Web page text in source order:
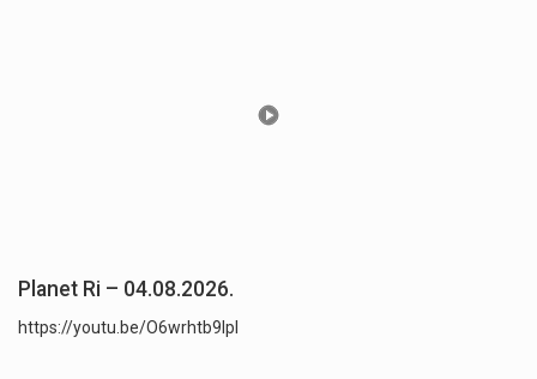
Planet Ri – 04.08.2026.
https://youtu.be/O6wrhtb9lpI